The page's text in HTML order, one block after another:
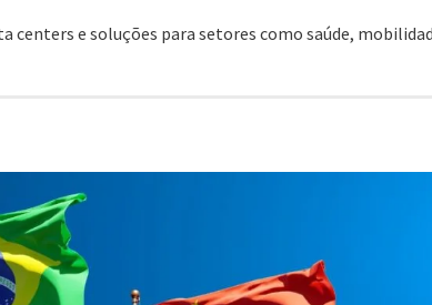
centers e soluções para setores como saúde,